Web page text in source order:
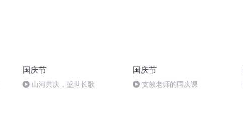
国庆节
山河共庆，盛世长歌
国庆节
支教老师的国庆课